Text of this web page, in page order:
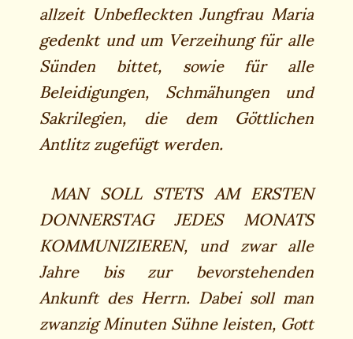
allzeit Unbefleckten Jungfrau Maria
gedenkt und um Verzeihung für alle
Sünden bittet, sowie für alle
Beleidigungen, Schmähungen und
Sakrilegien, die dem Göttlichen
Antlitz zugefügt werden.
MAN SOLL STETS AM ERSTEN
DONNERSTAG JEDES MONATS
KOMMUNIZIEREN, und zwar alle
Jahre bis zur bevorstehenden
Ankunft des Herrn. Dabei soll man
zwanzig Minuten Sühne leisten, Gott